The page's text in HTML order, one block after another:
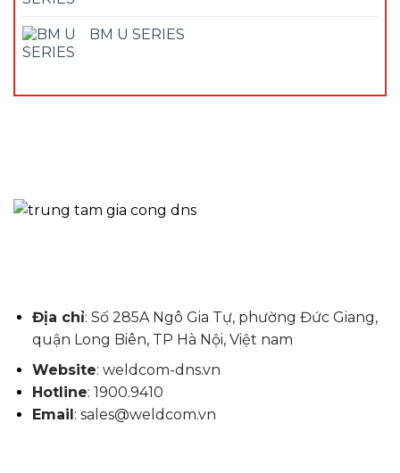
BM U SERIES
Địa chỉ: Số 285A Ngô Gia Tự, phường Đức Giang,
quận Long Biên, TP Hà Nội, Việt nam
Website: weldcom-dns.vn
Hotline: 1900.9410
Email : sales@weldcom.vn